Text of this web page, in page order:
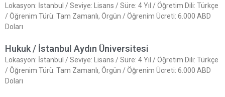
Lokasyon: İstanbul / Seviye: Lisans / Süre: 4 Yıl / Öğretim Dili: Türkçe
/ Öğrenim Türü: Tam Zamanlı, Örgün / Öğrenim Ücreti: 6.000 ABD
Doları
Hukuk / İstanbul Aydın Üniversitesi
Lokasyon: İstanbul / Seviye: Lisans / Süre: 4 Yıl / Öğretim Dili: Türkçe
/ Öğrenim Türü: Tam Zamanlı, Örgün / Öğrenim Ücreti: 6.000 ABD
Doları